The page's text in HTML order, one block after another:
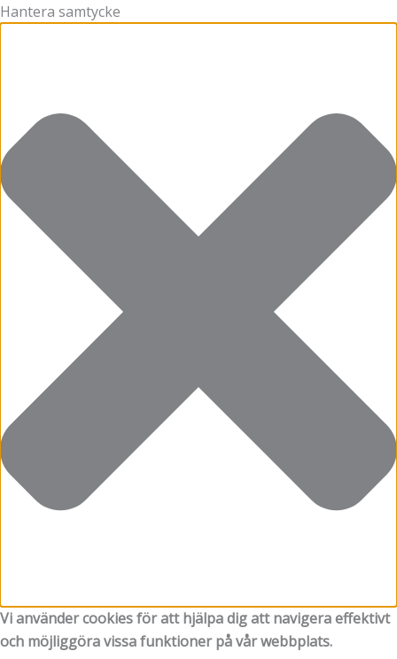
Hantera samtycke
Vi använder cookies för att hjälpa dig att navigera effektivt
och möjliggöra vissa funktioner på vår webbplats.